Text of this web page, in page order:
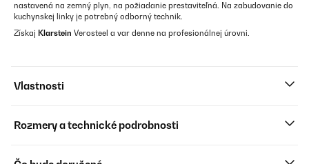
nastavená na zemný plyn, na požiadanie prestaviteľná. Na zabudovanie do
kuchynskej linky je potrebný odborný technik.
Získaj Klarstein Verosteel a var denne na profesionálnej úrovni.
Vlastnosti
Rozmery a technické podrobnosti